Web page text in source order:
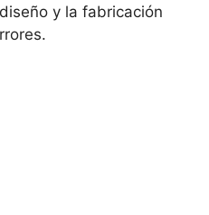
y la fabricación